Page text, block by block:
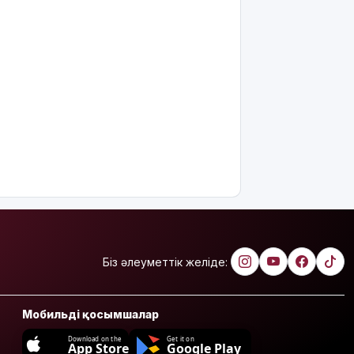
Біз әлеуметтік желіде:
Мобильді қосымшалар
Download on the
App Store
Get it on
Google Play